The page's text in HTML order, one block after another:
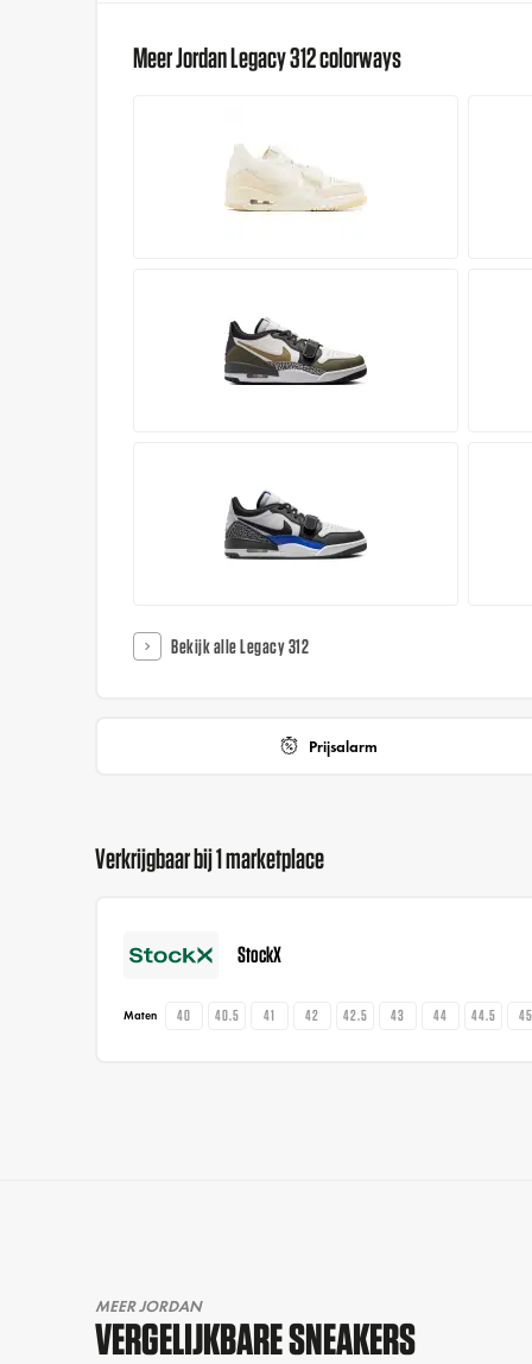
Meer Jordan Legacy 312 colorways
Bekijk alle Legacy 312
Prijsalarm
Verkrijgbaar bij 1 marketplace
StockX
Maten 40 40.5 41 42 42.5 43 44 44.5 45
MEER JORDAN
VERGELIJKBARE SNEAKERS